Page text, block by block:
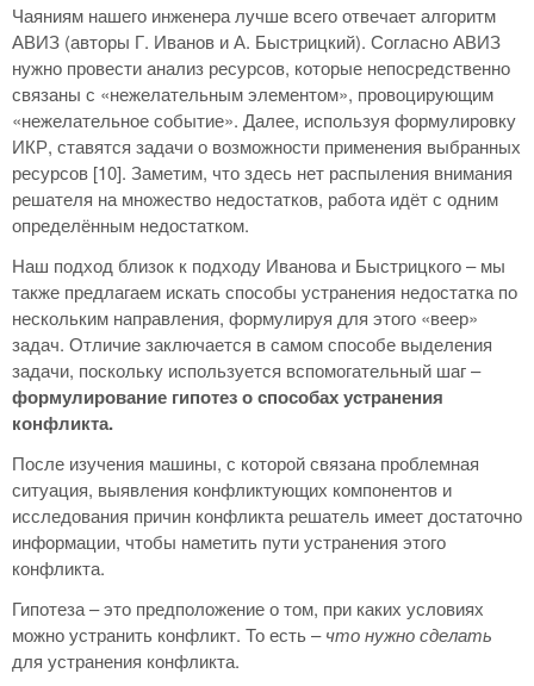
Чаяниям нашего инженера лучше всего отвечает алгоритм
АВИЗ (авторы Г. Иванов и А. Быстрицкий). Согласно АВИЗ
нужно провести анализ ресурсов, которые непосредственно
связаны с «нежелательным элементом», провоцирующим
«нежелательное событие». Далее, используя формулировку
ИКР, ставятся задачи о возможности применения выбранных
ресурсов [10]. Заметим, что здесь нет распыления внимания
решателя на множество недостатков, работа идёт с одним
определённым недостатком.
Наш подход близок к подходу Иванова и Быстрицкого – мы
также предлагаем искать способы устранения недостатка по
нескольким направления, формулируя для этого «веер»
задач. Отличие заключается в самом способе выделения
задачи, поскольку используется вспомогательный шаг –
формулирование гипотез о способах устранения
конфликта.
После изучения машины, с которой связана проблемная
ситуация, выявления конфликтующих компонентов и
исследования причин конфликта решатель имеет достаточно
информации, чтобы наметить пути устранения этого
конфликта.
Гипотеза – это предположение о том, при каких условиях
можно устранить конфликт. То есть –что нужно сделать
для устранения конфликта.